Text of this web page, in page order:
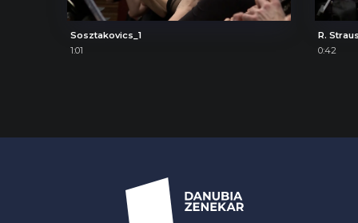
Sosztakovics_1
1:01
R.
0:42